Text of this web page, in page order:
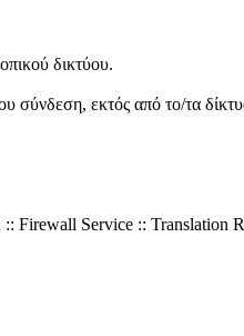
δικτύου.
σύνδεση, εκτός από το/τα
Firewall Service :: Translation